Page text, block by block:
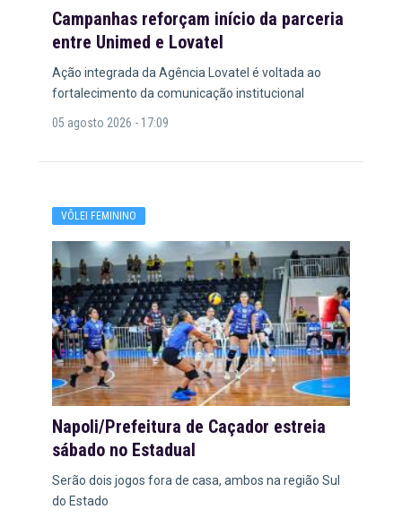
Campanhas reforçam início da parceria
entre Unimed e Lovatel
Ação integrada da Agência Lovatel é voltada ao
fortalecimento da comunicação institucional
05 agosto 2026 - 17:09
VÔLEI FEMININO
Napoli/Prefeitura de Caçador estreia
sábado no Estadual
Serão dois jogos fora de casa, ambos na região Sul
do Estado